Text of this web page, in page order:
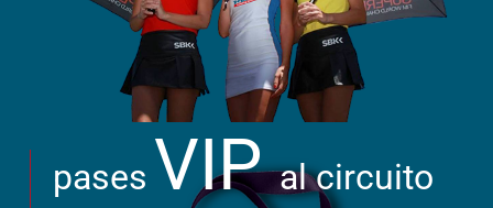
pases VIPal circuito